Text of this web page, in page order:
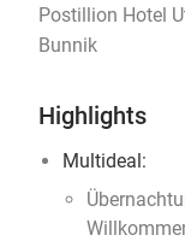
Postillion Hotel
Bunnik
Highlights
Multideal: